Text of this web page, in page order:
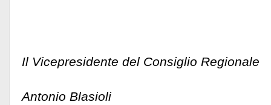
Il Vicepresidente del Consiglio Regionale
Antonio Blasioli